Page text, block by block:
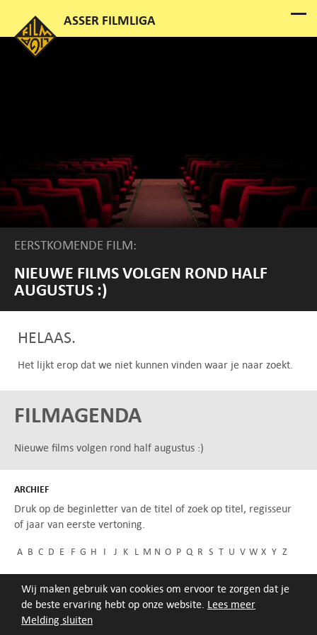
Melding sluiten
Wij maken gebruik van cookies om ervoor te zorgen dat je
de beste ervaring hebt op onze website. Lees meer
EERSTKOMENDE FILM:
NIEUWE FILMS VOLGEN ROND HALF
AUGUSTUS :)
HELAAS.
Het lijkt erop dat we niet kunnen vinden waar je naar zoekt.
FILMAGENDA
Nieuwe films volgen rond half augustus :)
ARCHIEF
Druk op de beginletter van de titel of zoek op titel, regisseur
of jaar van eerste vertoning.
A B C D E F G H I J K L M N O P Q R S T U V W X Y Z